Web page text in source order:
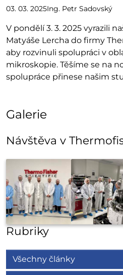
03. 03. 2025Ing. Petr Sadovský
V pondělí 3. 3. 2025 vyrazili
Matyáše Lercha do firmy
aby rozvinuli spolupráci v
mikroskopie. Těšíme se na
spolupráce přinese našim
Galerie
Návštěva v
Rubriky
Všechny články